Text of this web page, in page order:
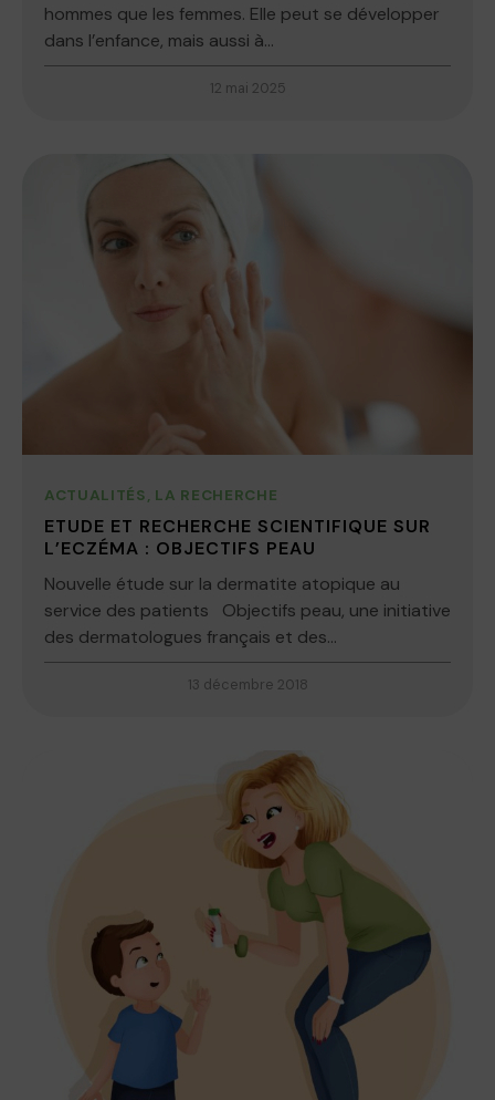
hommes que les femmes. Elle peut se développer
dans l’enfance, mais aussi à...
12 mai 2025
ACTUALITÉS, LA RECHERCHE
ETUDE ET RECHERCHE SCIENTIFIQUE SUR
L’ECZÉMA : OBJECTIFS PEAU
Nouvelle étude sur la dermatite atopique au
service des patients Objectifs peau, une initiative
des dermatologues français et des...
13 décembre 2018